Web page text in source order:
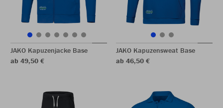
JAKO Kapuzenjacke Base
ab 49,50 €
JAKO Kapuzensweat Base
ab 46,50 €